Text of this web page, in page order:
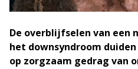
De overblijfselen van
het downsyndroom
op zorgzaam gedrag van